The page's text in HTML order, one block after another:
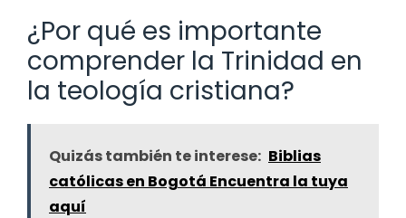
¿Por qué es importante
comprender la Trinidad en
la teología cristiana?
Quizás también te interese: Biblias
católicas en Bogotá Encuentra la tuya
aquí